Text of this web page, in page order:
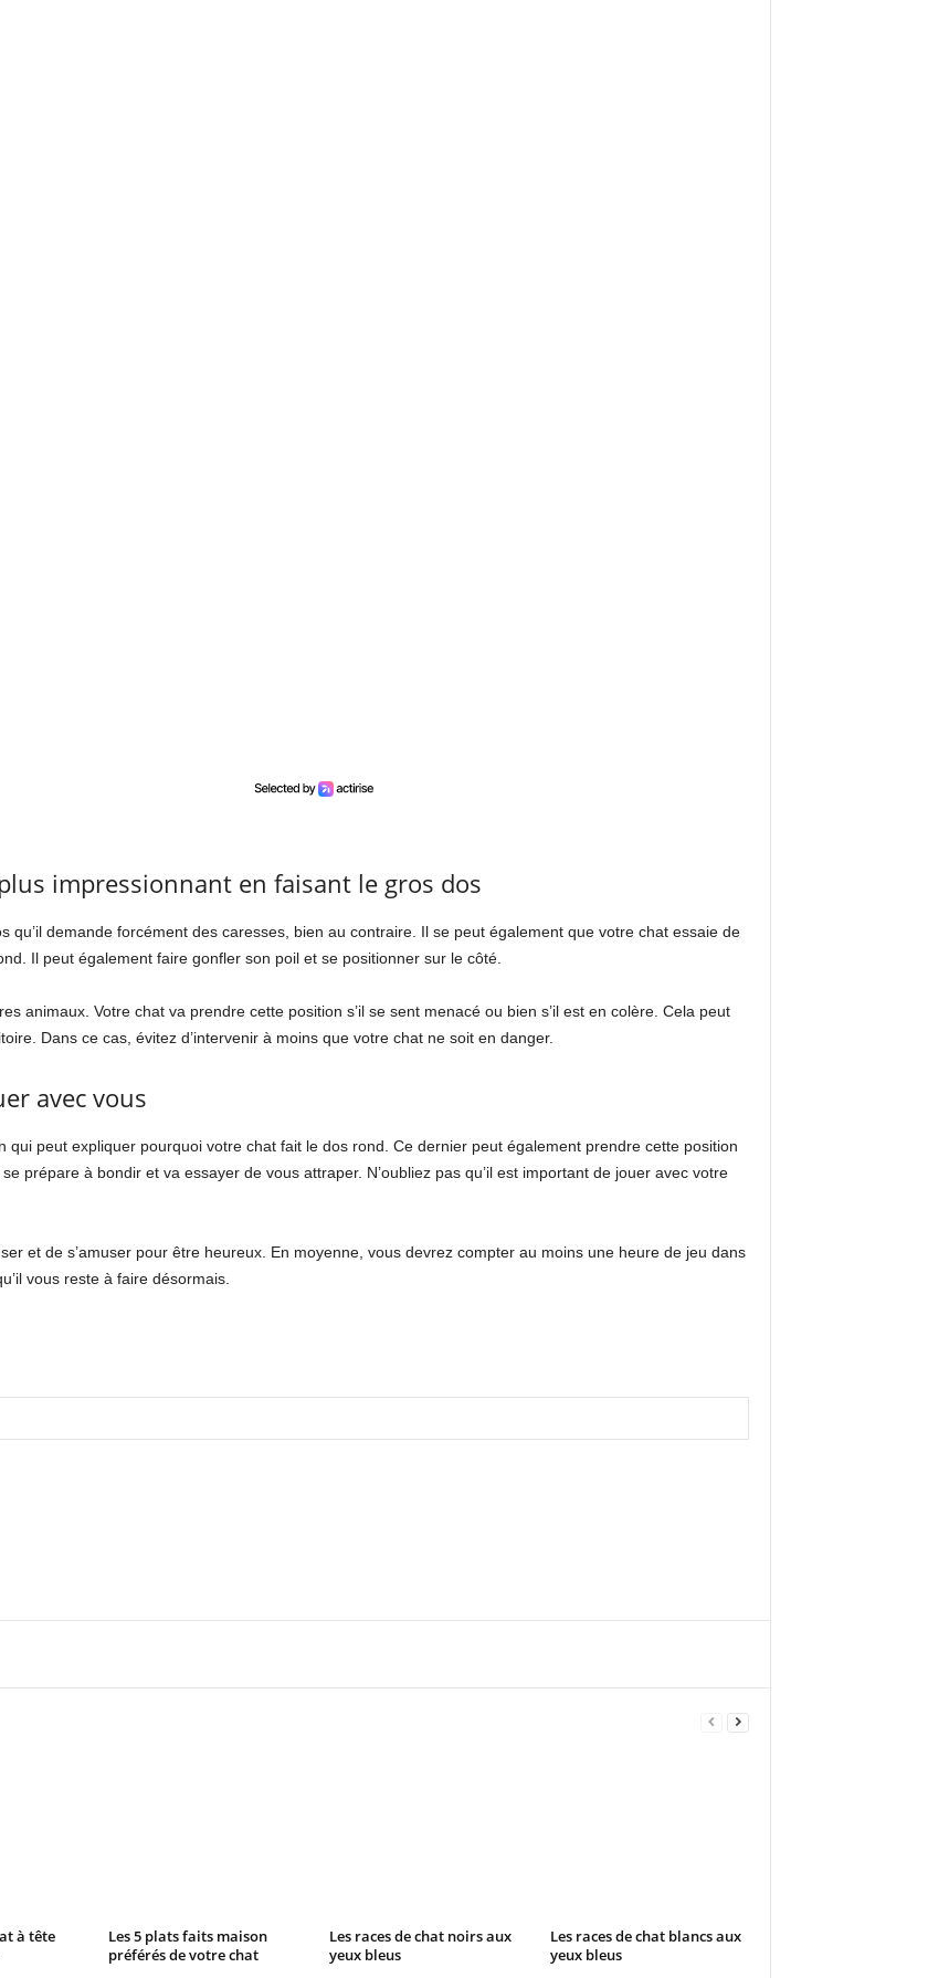
impressionnant en faisant le gros dos
qu’il demande forcément des caresses, bien au contraire. Il se peut également que votre chat essaie de
Il peut également faire gonfler son poil et se positionner sur le côté.
animaux. Votre chat va prendre cette position s’il se sent menacé ou bien s’il est en colère. Cela peut
Dans ce cas, évitez d’intervenir à moins que votre chat ne soit en danger.
avec vous
qui peut expliquer pourquoi votre chat fait le dos rond. Ce dernier peut également prendre cette position
prépare à bondir et va essayer de vous attraper. N’oubliez pas qu’il est important de jouer avec votre
et de s’amuser pour être heureux. En moyenne, vous devrez compter au moins une heure de jeu dans
vous reste à faire désormais.
à tête
Les 5 plats faits maison
préférés de votre chat
Les races de chat noirs aux
yeux bleus
Les races de chat blancs aux
yeux bleus